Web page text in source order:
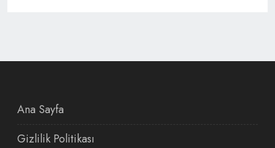
Ana Sayfa
Gizlilik Politikası